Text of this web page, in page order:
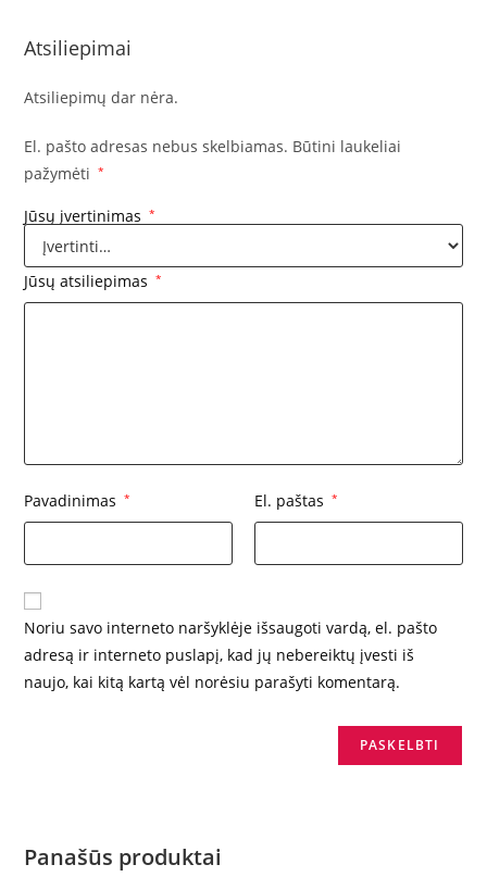
Atsiliepimai
Atsiliepimų dar nėra.
El. pašto adresas nebus skelbiamas. Būtini laukeliai
pažymėti
*
Jūsų įvertinimas *
Jūsų atsiliepimas *
Pavadinimas * El. paštas *
Noriu savo interneto naršyklėje išsaugoti vardą, el. pašto
adresą ir interneto puslapį, kad jų nebereiktų įvesti iš
naujo, kai kitą kartą vėl norėsiu parašyti komentarą.
Panašūs produktai